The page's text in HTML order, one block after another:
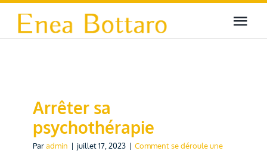
Passer
contenu
La Gestalt Thérapie
Qu’est-ce que l’EMDR ?
Arrêter sa
psychothérapie
Paradmin | juillet 17, 2023 | Comment se déroule une